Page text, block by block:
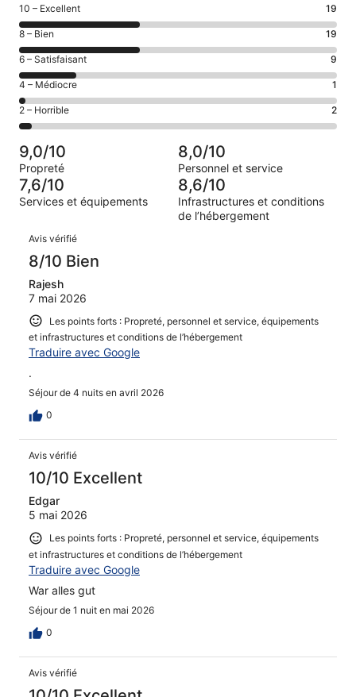
Note
des
voyageurs
de 10
(Excellent),
d’après 19 avis
sur 50.
10 – Excellent 19
Note
des
voyageurs
de 8
(Bien),
d’après 19 avis
sur 50.
8 – Bien 19
Note
des
voyageurs
de 6
(Satisfaisant),
sur 50.
6 – Satisfaisant 9
Note
des
voyageurs
de 4
(Médiocre),
d’après 1 avis
sur 50.
4 – Médiocre 1
Note
des
voyageurs
de 2
(Horrible),
d’après 2 avis
sur 50.
2 – Horrible 2
9,0/10
Propreté
8,0/10
Personnel et service
7,6/10
Services et équipements
8,6/10
Infrastructures et conditions
de l’hébergement
Avis
Avis vérifié
8/10 Bien
Rajesh
7 mai 2026
Les points forts : Propreté, personnel et service, équipements
et infrastructures et conditions de l’hébergement
Traduire avec Google
.
Séjour de 4 nuits en avril 2026
0
Avis vérifié
10/10 Excellent
Edgar
5 mai 2026
Les points forts : Propreté, personnel et service, équipements
et infrastructures et conditions de l’hébergement
Traduire avec Google
War alles gut
Séjour de 1 nuit en mai 2026
0
Avis vérifié